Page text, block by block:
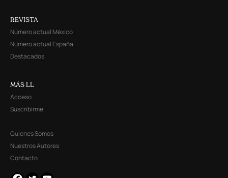
REVISTA
Número actual México
Número actual España
Destacados
MÁS LL
Acceso
Suscribirme
Quienes Somos
Nuestros Autores
Contacto